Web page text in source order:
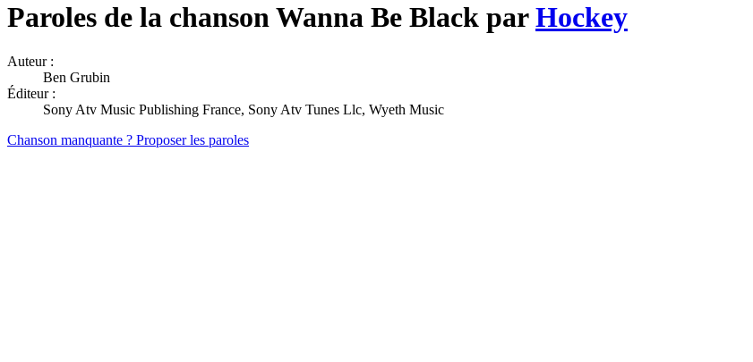
Paroles de la chanson Wanna Be Black parHockey
Auteur :
Ben Grubin
Éditeur :
Sony Atv Music Publishing France, Sony Atv Tunes Llc, Wyeth Music
Chanson manquante ? Proposer les paroles